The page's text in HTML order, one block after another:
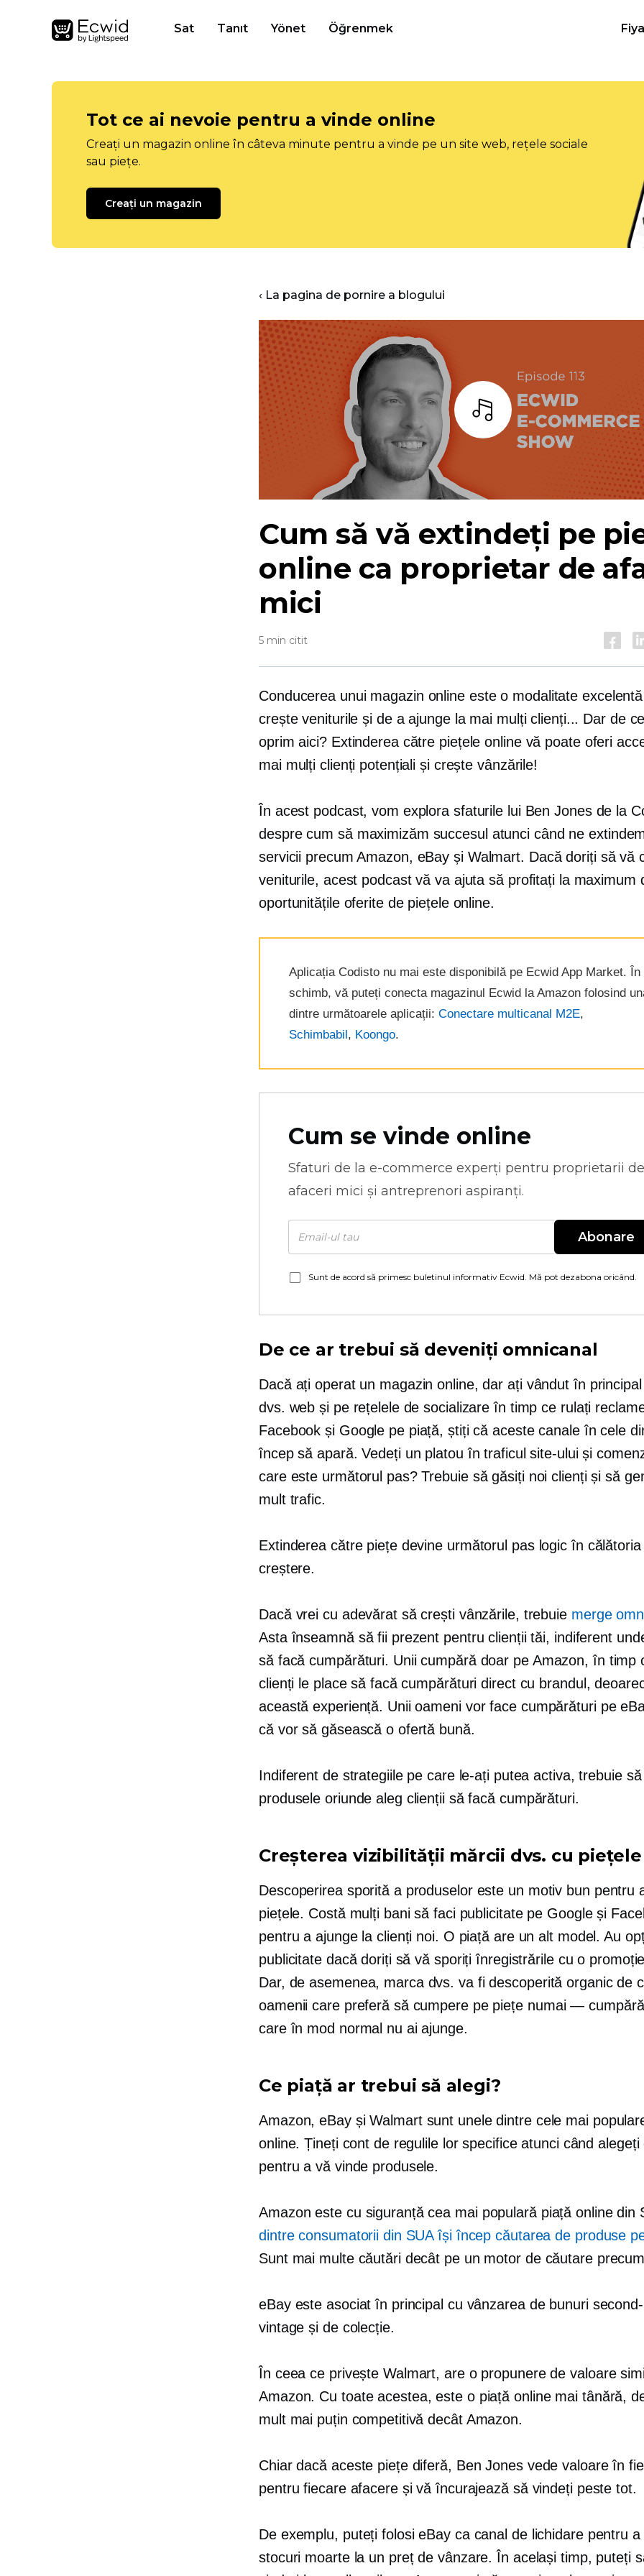
Sat Tanıt Yönet Öğrenmek
Tot ce ai nevoie pentru a vinde online
Creați un magazin online în câteva minute pentru a vinde pe un site web, rețele sociale
sau piețe.
Creați un magazin
‹ La pagina de pornire a blogului
Cum să vă extindeți pe
online ca proprietar de
mici
5 min citit
Conducerea unui magazin online este o modalitate
crește veniturile și de a ajunge la mai mulți clienți... Dar de
oprim aici? Extinderea către piețele online vă poate oferi
mai mulți clienți potențiali și crește vânzările!
În acest podcast, vom explora sfaturile lui Ben Jones de la
despre cum să maximizăm succesul atunci când ne
servicii precum Amazon, eBay și Walmart. Dacă doriți să vă
veniturile, acest podcast vă va ajuta să profitați la maximum
oportunitățile oferite de piețele online.
Aplicația Codisto nu mai este disponibilă pe Ecwid App Market. În
schimb, vă puteți conecta magazinul Ecwid la Amazon folosind
dintre următoarele aplicații: Conectare multicanal M2E,
Schimbabil, Koongo.
Cum se vinde online
Sfaturi de la e-commerce experți pentru proprietarii de
afaceri mici și antreprenori aspiranți.
Abonare
Sunt de acord să primesc buletinul informativ Ecwid. Mă pot dezabona oricând.
De ce ar trebui să deveniți omnicanal
Dacă ați operat un magazin online, dar ați vândut în
dvs. web și pe rețelele de socializare în timp ce rulați
Facebook și Google pe piață, știți că aceste canale în cele
încep să apară. Vedeți un platou în traficul site-ului și
care este următorul pas? Trebuie să găsiți noi clienți și să
mult trafic.
Extinderea către piețe devine următorul pas logic în
creștere.
Dacă vrei cu adevărat să crești vânzările, trebuie merge
Asta înseamnă să fii prezent pentru clienții tăi, indiferent
să facă cumpărături. Unii cumpără doar pe Amazon, în timp
clienți le place să facă cumpărături direct cu brandul,
această experiență. Unii oameni vor face cumpărături pe
că vor să găsească o ofertă bună.
Indiferent de strategiile pe care le-ați putea activa, trebuie
produsele oriunde aleg clienții să facă cumpărături.
Creșterea vizibilității mărcii dvs. cu piețele
Descoperirea sporită a produselor este un motiv bun pentru
piețele. Costă mulți bani să faci publicitate pe Google și
pentru a ajunge la clienți noi. O piață are un alt model. Au
publicitate dacă doriți să vă sporiți înregistrările cu o
Dar, de asemenea, marca dvs. va fi descoperită organic de
oamenii care preferă să cumpere pe piețe numai —
care în mod normal nu ai ajunge.
Ce piață ar trebui să alegi?
Amazon, eBay și Walmart sunt unele dintre cele mai
online. Țineți cont de regulile lor specifice atunci când alegeți
pentru a vă vinde produsele.
Amazon este cu siguranță cea mai populară piață online din
dintre consumatorii din SUA își încep căutarea de produse
Sunt mai multe căutări decât pe un motor de căutare
eBay este asociat în principal cu vânzarea de bunuri
vintage și de colecție.
În ceea ce privește Walmart, are o propunere de valoare
Amazon. Cu toate acestea, este o piață online mai tânără,
mult mai puțin competitivă decât Amazon.
Chiar dacă aceste piețe diferă, Ben Jones vede valoare în
pentru fiecare afacere și vă încurajează să vindeți peste tot.
De exemplu, puteți folosi eBay ca canal de lichidare pentru a
stocuri moarte la un preț de vânzare. În același timp, puteți